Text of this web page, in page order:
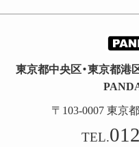
東京都中央区・東京都港
〒103-0007 東京
TEL.